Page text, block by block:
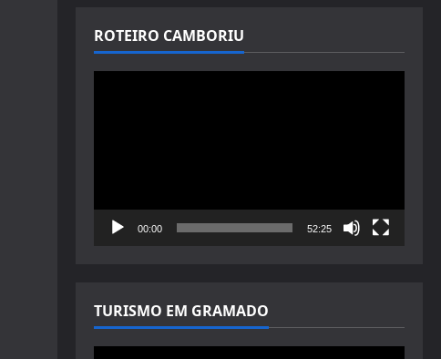
ROTEIRO CAMBORIU
00:00 52:25
TURISMO EM GRAMADO